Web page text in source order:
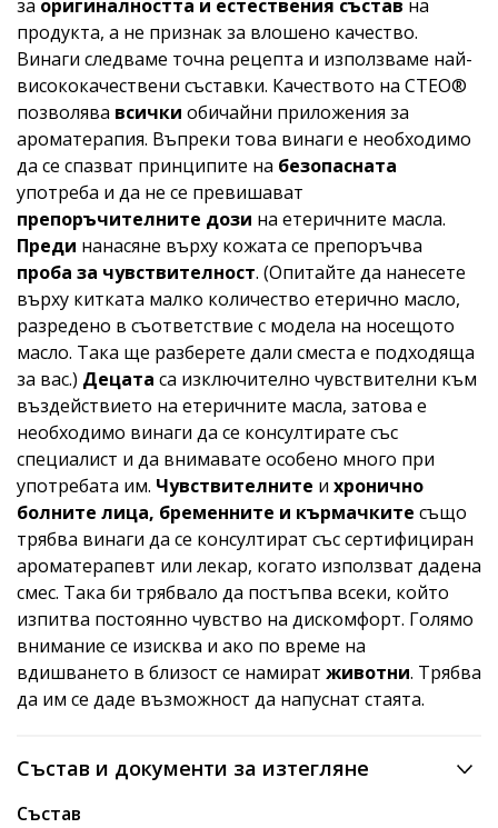
за оригиналността и естествения състав на
продукта, а не признак за влошено качество.
Винаги следваме точна рецепта и използваме най-
висококачествени съставки. Качеството на CTEO®
позволява всички обичайни приложения за
ароматерапия. Въпреки това винаги е необходимо
да се спазват принципите на безопасната
употреба и да не се превишават
препоръчителните дози на етеричните масла.
Преди нанасяне върху кожата се препоръчва
проба за чувствителност. (Опитайте да нанесете
върху китката малко количество етерично масло,
разредено в съответствие с модела на носещото
масло. Така ще разберете дали сместа е подходяща
за вас.) Децата са изключително чувствителни към
въздействието на етеричните масла, затова е
необходимо винаги да се консултирате със
специалист и да внимавате особено много при
употребата им. Чувствителните и хронично
болните лица, бременните и кърмачките също
трябва винаги да се консултират със сертифициран
ароматерапевт или лекар, когато използват дадена
смес. Така би трябвало да постъпва всеки, който
изпитва постоянно чувство на дискомфорт. Голямо
внимание се изисква и ако по време на
вдишването в близост се намират животни. Трябва
да им се даде възможност да напуснат стаята.
Състав и документи за изтегляне
Състав